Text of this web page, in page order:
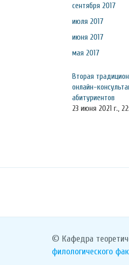
сентября 2017
июля 2017
июня 2017
мая 2017
Вторая
онлайн-
абитуриентов
23 июня 2021 г.,
© Кафедра
филологического